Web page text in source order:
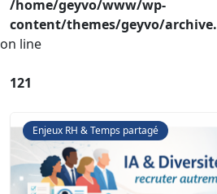
/home/geyvo/www/wp-
content/themes/geyvo/
on line
121
Enjeux RH & Temps partagé